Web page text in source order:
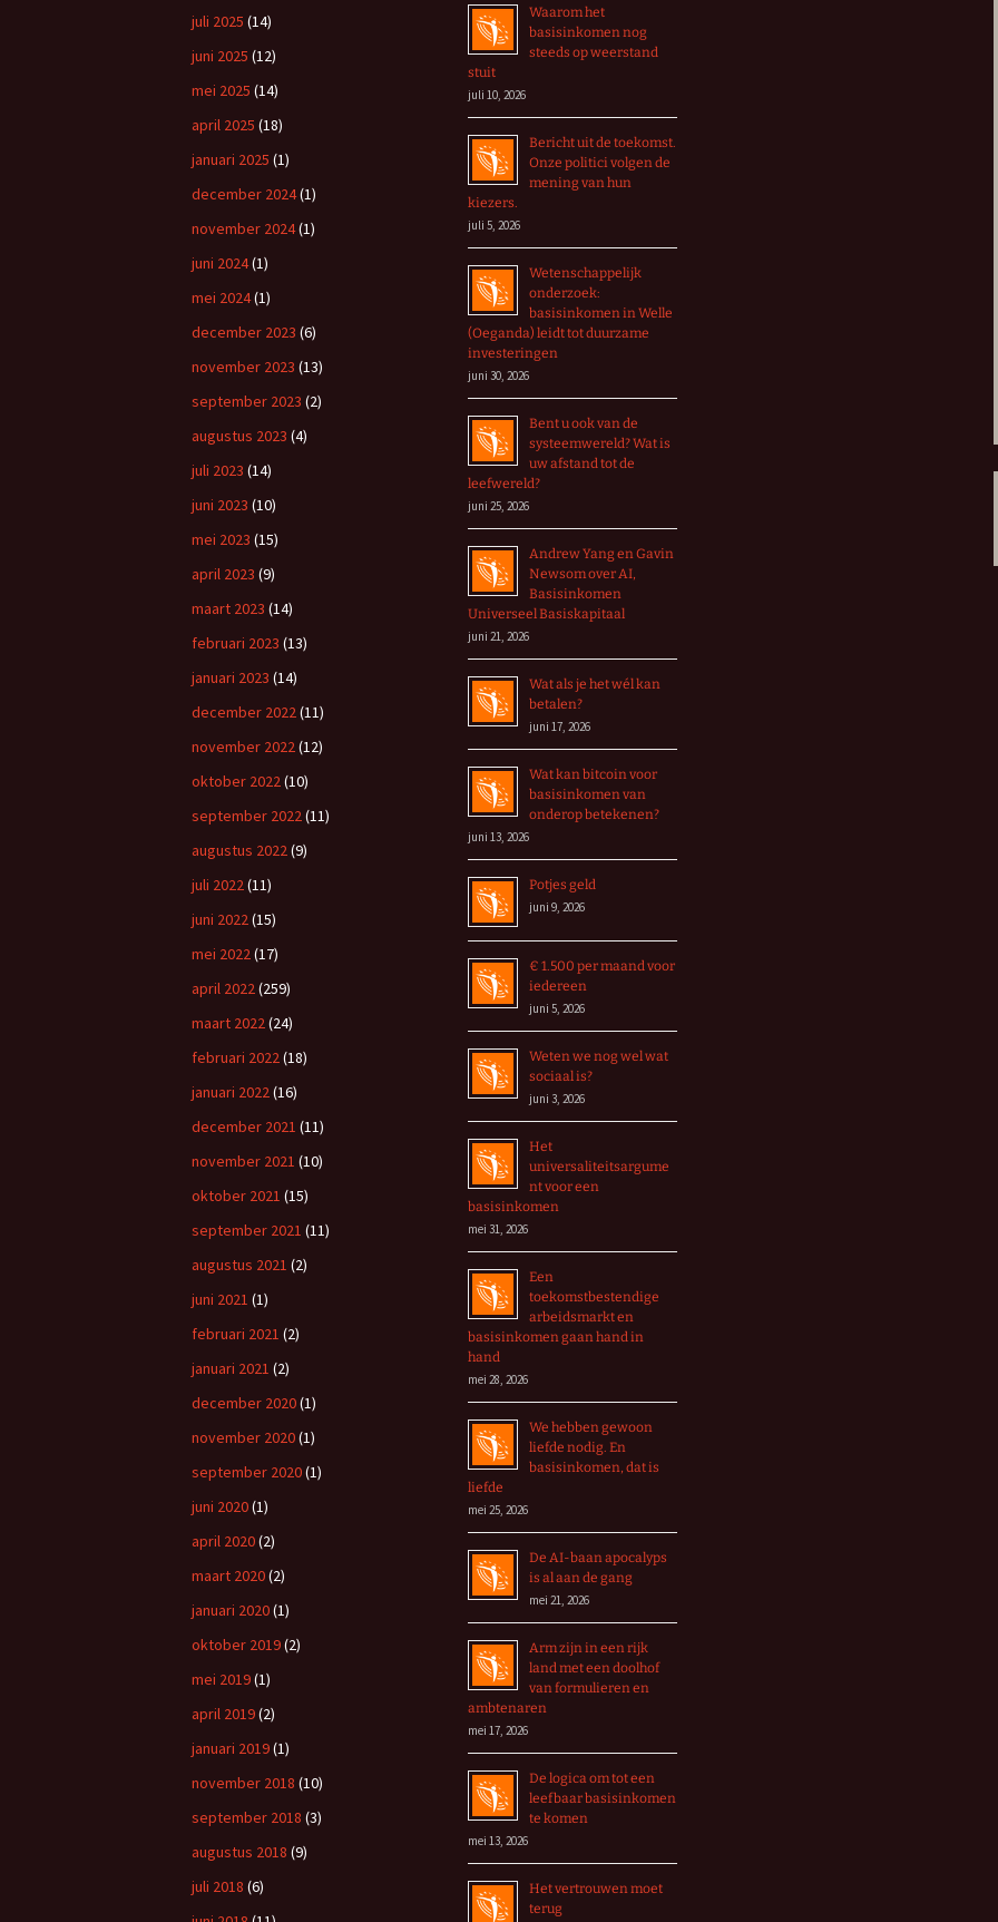
Waarom het
basisinkomen nog
steeds op weerstand
stuit
juli 10, 2026
Bericht uit de toekomst.
Onze politici volgen de
mening van hun
kiezers.
juli 5, 2026
Wetenschappelijk
onderzoek:
basisinkomen in Welle
(Oeganda) leidt tot duurzame
investeringen
juni 30, 2026
Bent u ook van de
systeemwereld? Wat is
uw afstand tot de
leefwereld?
juni 25, 2026
Andrew Yang en Gavin
Newsom over AI,
Basisinkomen
Universeel Basiskapitaal
juni 21, 2026
Wat als je het wél kan
betalen?
juni 17, 2026
Wat kan bitcoin voor
basisinkomen van
onderop betekenen?
juni 13, 2026
Potjes geld
juni 9, 2026
€ 1.500 per maand voor
iedereen
juni 5, 2026
Weten we nog wel wat
sociaal is?
juni 3, 2026
Het
universaliteitsargume
nt voor een
basisinkomen
mei 31, 2026
Een
toekomstbestendige
arbeidsmarkt en
basisinkomen gaan hand in
hand
mei 28, 2026
We hebben gewoon
liefde nodig. En
basisinkomen, dat is
liefde
mei 25, 2026
De AI-baan apocalyps
is al aan de gang
mei 21, 2026
Arm zijn in een rijk
land met een doolhof
van formulieren en
ambtenaren
mei 17, 2026
De logica om tot een
leefbaar basisinkomen
te komen
mei 13, 2026
Het vertrouwen moet
terug
juli 2025 (14)
juni 2025 (12)
mei 2025 (14)
april 2025 (18)
januari 2025 (1)
december 2024(1)
november 2024(1)
juni 2024(1)
mei 2024(1)
december 2023 (6)
november 2023 (13)
september 2023 (2)
augustus 2023 (4)
juli 2023 (14)
juni 2023 (10)
mei 2023 (15)
april 2023 (9)
maart 2023 (14)
februari 2023 (13)
januari 2023 (14)
december 2022(11)
november 2022(12)
oktober 2022(10)
september 2022(11)
augustus 2022(9)
juli 2022(11)
juni 2022(15)
mei 2022(17)
april 2022(259)
maart 2022(24)
februari 2022(18)
januari 2022(16)
december 2021 (11)
november 2021 (10)
oktober 2021 (15)
september 2021 (11)
augustus 2021 (2)
juni 2021 (1)
februari 2021 (2)
januari 2021 (2)
december 2020(1)
november 2020(1)
september 2020(1)
juni 2020(1)
april 2020(2)
maart 2020(2)
januari 2020(1)
oktober 2019(2)
mei 2019(1)
april 2019(2)
januari 2019(1)
november 2018 (10)
september 2018 (3)
augustus 2018 (9)
juli 2018 (6)